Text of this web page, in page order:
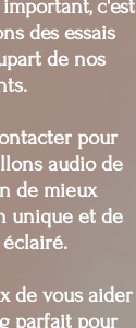
c'est
des essais
de nos
pour
audio de
de mieux
unique et de
de vous aider
parfait pour